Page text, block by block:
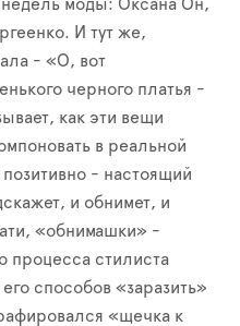
моды: Оксана Он,
И тут же,
- «О, вот
черного платья -
как эти вещи
в реальной
- настоящий
и обнимет, и
«обнимашки» -
процесса стилиста
способов «заразить»
«щечка к